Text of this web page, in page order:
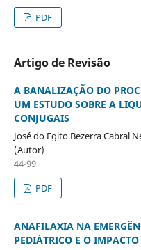
PDF
Artigo de Revisão
A BANALIZAÇÃO DO
UM ESTUDO SOBRE A
CONJUGAIS
José do Egito Bezerra Cabral
(Autor)
44-99
PDF
ANAFILAXIA NA
PEDIÁTRICO E O